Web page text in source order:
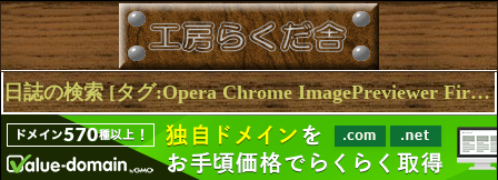
日誌の検索 [タグ:Opera Chrome ImagePreviewer Firefox] 1～4(4件中)